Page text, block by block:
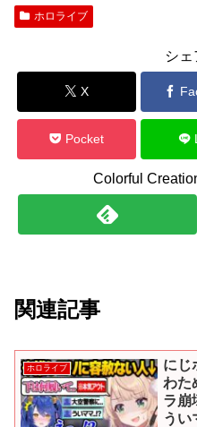
ホロライブ
シェ
X
Pocket
Colorful
関連記事
ホロライブ
にじ
わた
ラ崩
うい